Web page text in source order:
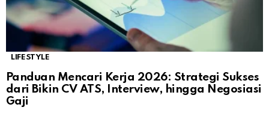
LIFESTYLE
Panduan Mencari Kerja 2026: Strategi Sukses
dari Bikin CV ATS, Interview, hingga Negosiasi
Gaji